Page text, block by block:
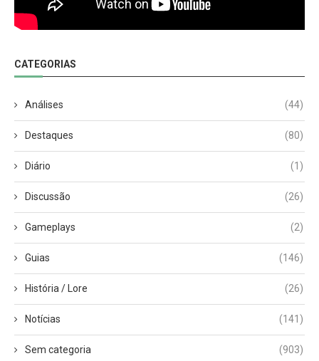
CATEGORIAS
Análises (44)
Destaques (80)
Diário (1)
Discussão (26)
Gameplays (2)
Guias (146)
História / Lore (26)
Notícias (141)
Sem categoria (903)